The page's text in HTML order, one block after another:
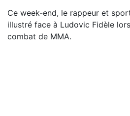
Ce week-end, le rappeur et
illustré face à Ludovic Fidèle
combat de MMA.